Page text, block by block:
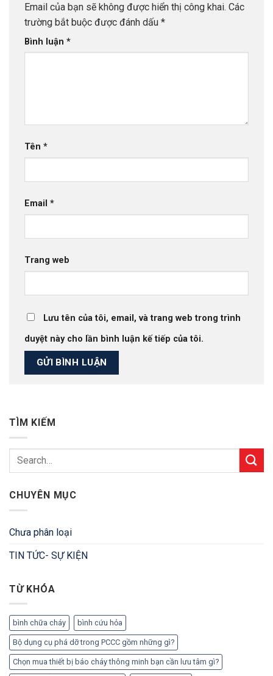
Email của bạn sẽ không được hiển thị công khai. Các
trường bắt buộc được đánh dấu *
Bình luận *
Tên *
Email *
Trang web
Lưu tên của tôi, email, và trang web trong trình
duyệt này cho lần bình luận kế tiếp của tôi.
TÌM KIẾM
CHUYÊN MỤC
Chưa phân loại
TIN TỨC- SỰ KIỆN
TỪ KHÓA
bình chữa cháy bình cứu hỏa
Bộ dụng cụ phá dỡ trong PCCC gồm những gì?
Chọn mua thiết bị báo cháy thông minh bạn cần lưu tâm gì?